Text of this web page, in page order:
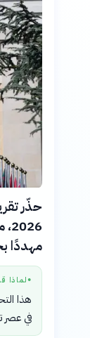
مهددًا
● لماذا
هذا
في عصر